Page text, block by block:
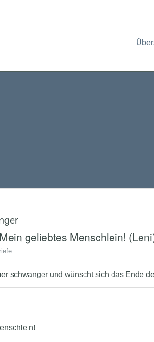
geliebtes Menschlein!
schwanger und wünscht sich das Ende